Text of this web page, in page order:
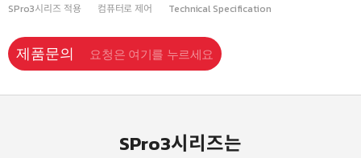
SPro3시리즈 적용 컴퓨터로 제어 Technical Specification
제품문의 요청은 여기를 누르세요
SPro3시리즈는